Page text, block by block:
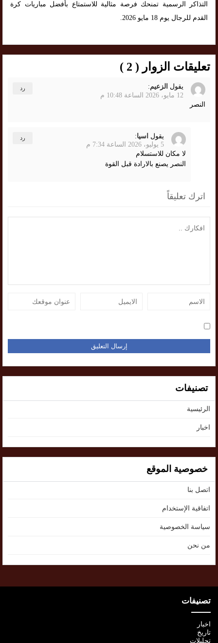
التذاكر الرسمية تمنحك فرصة مثالية للاستمتاع بأفضل مباريات كرة
القدم للرجال يوم 18 مايو 2026.
تعليقات الزوار ( 2 )
يقول الزعيم:
12 مايو، 2026 الساعة 10:48 م
النصر
رد
يقول اسيا:
5 يوليو، 2026 الساعة 7:34 م
لا مكان للاستسلام
النصر يصنع بالارادة قبل القوة
رد
اترك تعليقاً
تصنيفات
الرئيسية
اخبار
خصوصية الموقع
اتصل بنا
اتفاقية الإستخدام
سياسة الخصوصية
من نحن
تصنيفات
اخبار
تاريخ
تحليلات